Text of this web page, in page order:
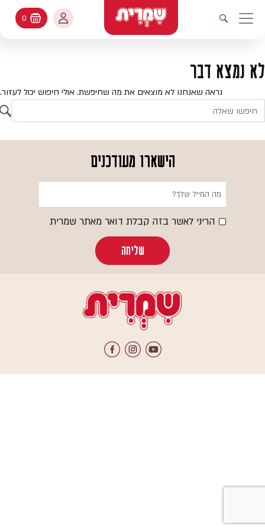
ניווט ראשי
פתיחת חיפוש
עולמות האפיה
מתכונים
קטלוג המוצרים
שאלות ותשובות
החשבון שלי
החשבון שלי
היסטורית הזמנות
עדכן סיסמה
עגלת קניות
0
לא נמצא דבר
נראה שאנחנו לא מוצאים את מה שחיפשת. אולי חיפוש יכול לעזור.
הישארו מעודכנים
הריני לאשר בזה קבלת דואר מאתר שמרית
שליחה